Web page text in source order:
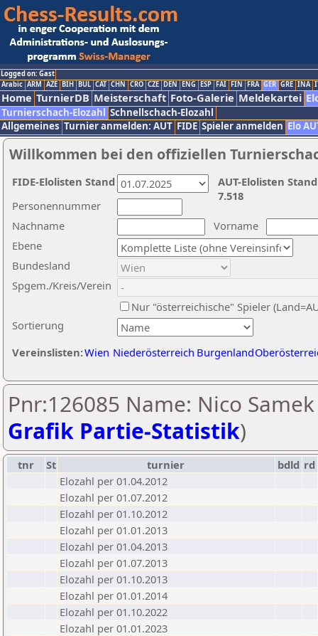
Logged on: Gast
Arabic ARM AZE BIH BUL CAT CHN CRO CZE DEN ENG ESP FAI FIN FRA GER GRE INA
Home TurnierDB Meisterschaft Foto-Galerie Meldekartei
Turnierschach-Elozahl Schnellschach-Elozahl
Allgemeines Turnier anmelden: AUT FIDE Spieler anmelden Elo
Willkommen bei den offiziellen
Nachname
Vorname
Ebene
Sortierung
Personennummer
Bundesland
Spgem./Kreis/Verein
Nur "österreichische" Spieler
Vereinslisten:Wien Niederösterreich Burgenland
AUT-Elolisten
7.518
FIDE-Elolisten Stand
Pnr:126085 Name: Nico
Grafik Partie-Statistik)
tnr St turnier bdld rd
Elozahl per 01.04.2012
Elozahl per 01.07.2012
Elozahl per 01.10.2012
Elozahl per 01.01.2013
Elozahl per 01.04.2013
Elozahl per 01.07.2013
Elozahl per 01.10.2013
Elozahl per 01.01.2014
Elozahl per 01.10.2022
Elozahl per 01.01.2023